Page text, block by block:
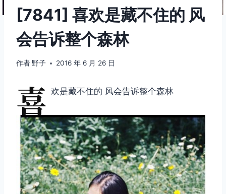
[7841] 喜欢是藏不住的 风
会告诉整个森林
作者 野子 2016 年 6 月 26 日
喜 欢是藏不住的 风会告诉整个森林